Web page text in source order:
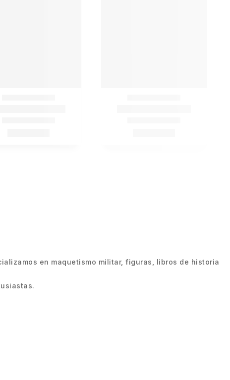
en maquetismo militar, figuras, libros de historia